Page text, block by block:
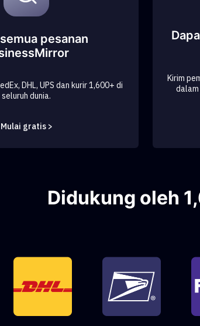
pesanan
DHL, UPS dan kurir 1,600+ di
seluruh dunia.
Mulai gratis >
Kirim
Didukung oleh